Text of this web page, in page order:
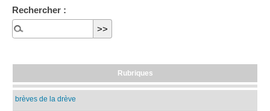
Rechercher :
Rubriques
brèves de la drève